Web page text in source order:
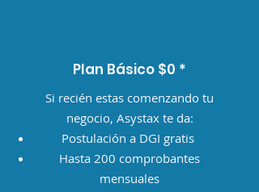
Plan Básico $0 *
Si recién estas comenzando tu
negocio, Asystax te da:
Postulación a DGI gratis
Hasta 200 comprobantes
mensuales